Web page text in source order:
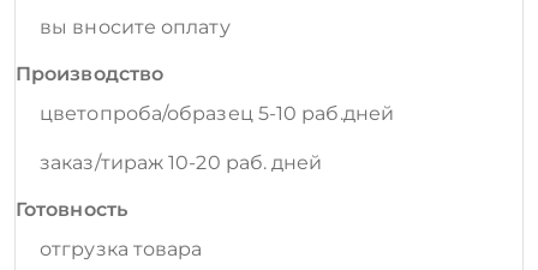
вы вносите оплату
Производство
цветопроба/образец 5-10 раб.дней
заказ/тираж 10-20 раб. дней
Готовность
отгрузка товара